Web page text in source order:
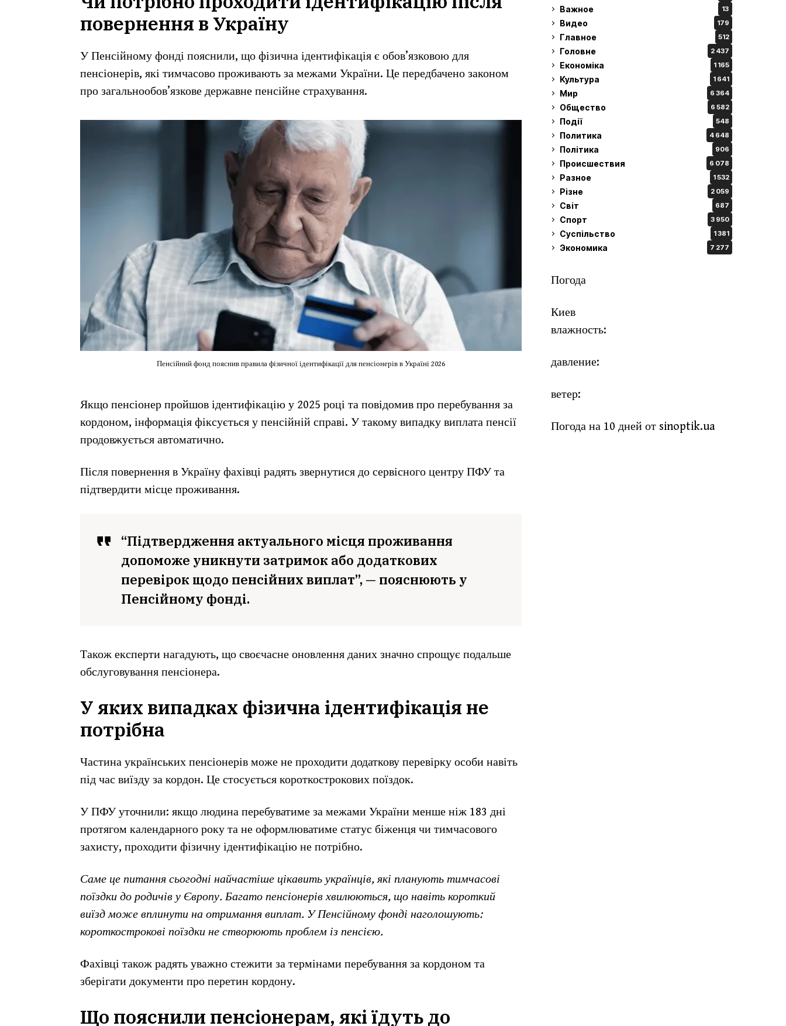
повернення в Україну
У Пенсійному фонді пояснили, що фізична ідентифікація є обов’язковою для
пенсіонерів, які тимчасово проживають за межами України. Це передбачено законом
про загальнообов’язкове державне пенсійне страхування.
Пенсійний фонд пояснив правила фізичної ідентифікації для пенсіонерів в Україні 2026
Якщо пенсіонер пройшов ідентифікацію у 2025 році та повідомив про перебування за
кордоном, інформація фіксується у пенсійній справі. У такому випадку виплата пенсії
продовжується автоматично.
Після повернення в Україну фахівці радять звернутися до сервісного центру ПФУ та
підтвердити місце проживання.
“Підтвердження актуального місця проживання
допоможе уникнути затримок або додаткових
перевірок щодо пенсійних виплат”, — пояснюють у
Пенсійному фонді.
Також експерти нагадують, що своєчасне оновлення даних значно спрощує подальше
обслуговування пенсіонера.
У яких випадках фізична ідентифікація не
потрібна
Частина українських пенсіонерів може не проходити додаткову перевірку особи навіть
під час виїзду за кордон. Це стосується короткострокових поїздок.
У ПФУ уточнили: якщо людина перебуватиме за межами України менше ніж 183 дні
протягом календарного року та не оформлюватиме статус біженця чи тимчасового
захисту, проходити фізичну ідентифікацію не потрібно.
Саме це питання сьогодні найчастіше цікавить українців, які планують тимчасові
поїздки до родичів у Європу. Багато пенсіонерів хвилюються, що навіть короткий
виїзд може вплинути на отримання виплат. У Пенсійному фонді наголошують:
короткострокові поїздки не створюють проблем із пенсією.
Фахівці також радять уважно стежити за термінами перебування за кордоном та
зберігати документи про перетин кордону.
Що пояснили пенсіонерам, які їдуть до
Важное 13
Видео 179
Главное 512
Головне 2 437
Економіка 1 165
Культура 1 641
Мир 6 364
Общество 6 582
Події 548
Политика 4 648
Політика 906
Происшествия 6 078
Разное 1 532
Різне 2 059
Світ 687
Спорт 3 950
Суспільство 1 381
Экономика 7 277
Погода
Киев
влажность:
давление:
ветер:
Погода на 10 дней от sinoptik.ua